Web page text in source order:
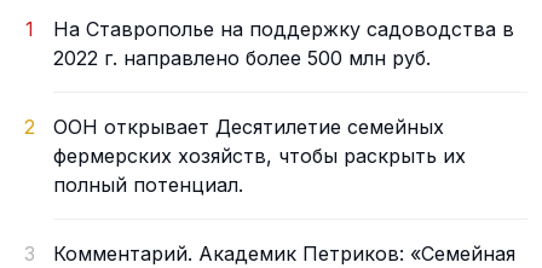
1
На Ставрополье на поддержку садоводства в
2022 г. направлено более 500 млн руб.
2
ООН открывает Десятилетие семейных
фермерских хозяйств, чтобы раскрыть их
полный потенциал.
3
Комментарий. Академик Петриков: «Семейная